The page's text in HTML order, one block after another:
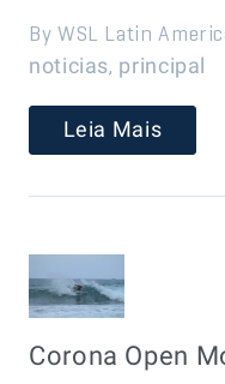
By WSL Latin
noticias, principal
Leia Mais
Corona Open